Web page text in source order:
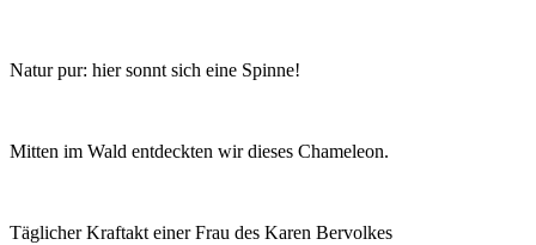
Natur pur: hier sonnt sich eine Spinne!
Mitten im Wald entdeckten wir dieses Chameleon.
Täglicher Kraftakt einer Frau des Karen Bervolkes